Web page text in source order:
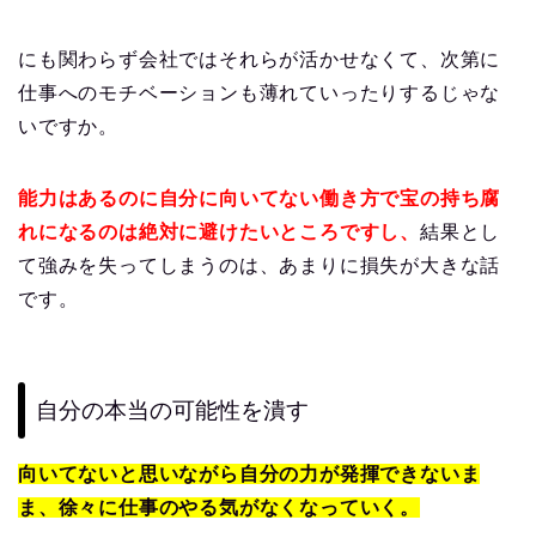
にも関わらず会社ではそれらが活かせなくて、次第に
仕事へのモチベーションも薄れていったりするじゃな
いですか。
能力はあるのに自分に向いてない働き方で宝の持ち腐
れになるのは絶対に避けたいところですし、 結果とし
て強みを失ってしまうのは、あまりに損失が大きな話
です。
自分の本当の可能性を潰す
向いてないと思いながら自分の力が発揮できないま
ま、徐々に仕事のやる気がなくなっていく。